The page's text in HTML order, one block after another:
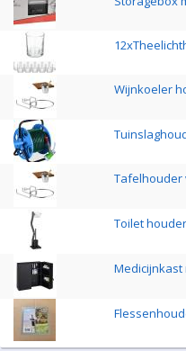
Wijnkoeler
Tafelhouder
Toilet
Medicijnkast